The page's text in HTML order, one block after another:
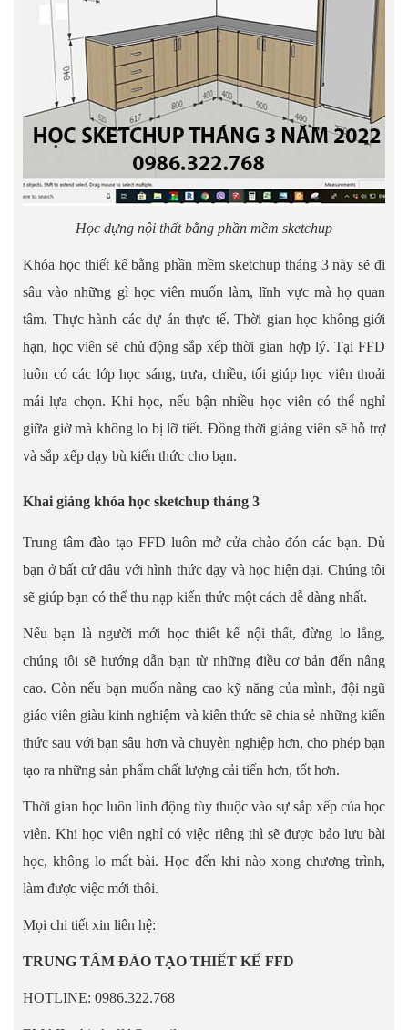
Học dựng nội thất bằng phần mềm sketchup
Khóa học thiết kế bằng phần mềm sketchup tháng 3 này sẽ đi
sâu vào những gì học viên muốn làm, lĩnh vực mà họ quan
tâm. Thực hành các dự án thực tế. Thời gian học không giới
hạn, học viên sẽ chủ động sắp xếp thời gian hợp lý. Tại FFD
luôn có các lớp học sáng, trưa, chiều, tối giúp học viên thoải
mái lựa chọn. Khi học, nếu bận nhiều học viên có thể nghỉ
giữa giờ mà không lo bị lỡ tiết. Đồng thời giảng viên sẽ hỗ trợ
và sắp xếp dạy bù kiến thức cho bạn.
Khai giảng khóa học sketchup tháng 3
Trung tâm đào tạo FFD luôn mở cửa chào đón các bạn. Dù
bạn ở bất cứ đâu với hình thức dạy và học hiện đại. Chúng tôi
sẽ giúp bạn có thể thu nạp kiến thức một cách dễ dàng nhất.
Nếu bạn là người mới học thiết kế nội thất, đừng lo lắng,
chúng tôi sẽ hướng dẫn bạn từ những điều cơ bản đến nâng
cao. Còn nếu bạn muốn nâng cao kỹ năng của mình, đội ngũ
giáo viên giàu kinh nghiệm và kiến thức sẽ chia sẻ những kiến
thức sau với bạn sâu hơn và chuyên nghiệp hơn, cho phép bạn
tạo ra những sản phẩm chất lượng cải tiến hơn, tốt hơn.
Thời gian học luôn linh động tùy thuộc vào sự sắp xếp của học
viên. Khi học viên nghỉ có việc riêng thì sẽ được bảo lưu bài
học, không lo mất bài. Học đến khi nào xong chương trình,
làm được việc mới thôi.
Mọi chi tiết xin liên hệ:
TRUNG TÂM ĐÀO TẠO THIẾT KẾ FFD
HOTLINE: 0986.322.768